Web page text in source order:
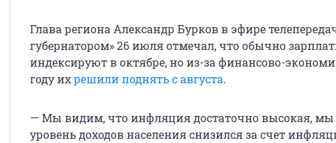
Глава региона Александр Бурков в эфире
губернатором» 26 июля отмечал, что обычно
индексируют в октябре, но из-за финансово-
году ихрешили поднять с августа.
— Мы видим, что инфляция достаточно высокая,
уровень доходов населения снизился за счет